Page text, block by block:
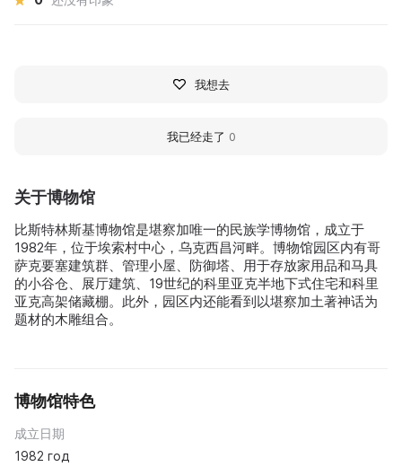
关于博物馆
比斯特林斯基博物馆是堪察加唯一的民族学博物馆，成立于
1982年，位于埃索村中心，乌克西昌河畔。博物馆园区内有哥
萨克要塞建筑群、管理小屋、防御塔、用于存放家用品和马具
的小谷仓、展厅建筑、19世纪的科里亚克半地下式住宅和科里
亚克高架储藏棚。此外，园区内还能看到以堪察加土著神话为
题材的木雕组合。
博物馆特色
成立日期
1982 год
我想去
我已经走了 0